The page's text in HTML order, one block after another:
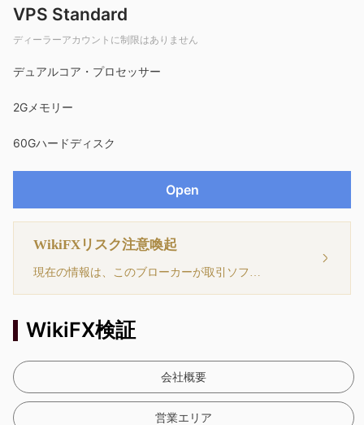
VPS Standard
ディーラーアカウントに制限はありません
デュアルコア・プロセッサー
2Gメモリー
60Gハードディスク
Open
WikiFXリスク注意喚起
現在の情報は、このブローカーが取引ソフトウェアを持っていないことを示しています。注意してください！
WikiFX検証
会社概要
営業エリア